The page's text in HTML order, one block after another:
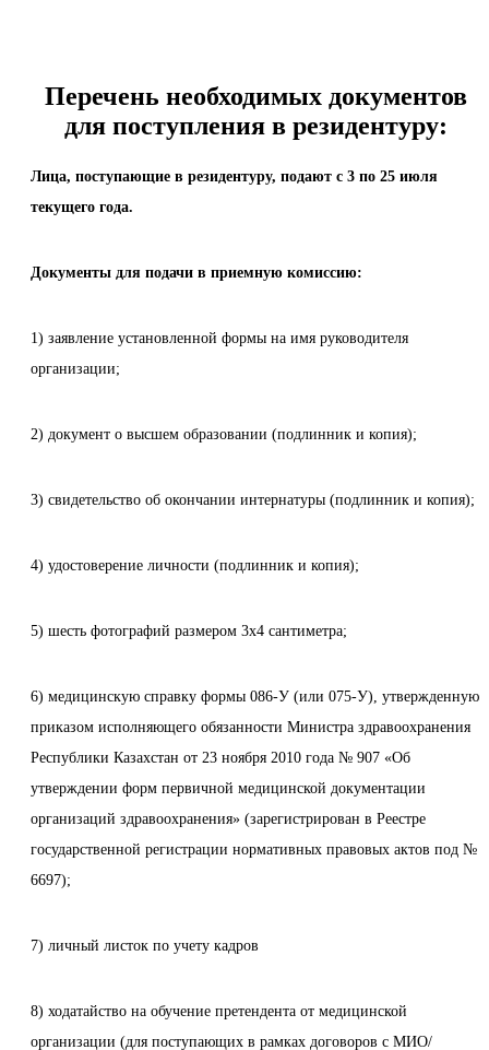
Перечень необходимых документов
для поступления в резидентуру:
Лица, поступающие в резидентуру, подают с 3 по 25 июля
текущего года.
Документы для подачи в приемную комиссию:
1) заявление установленной формы на имя руководителя
организации;
2) документ о высшем образовании (подлинник и копия);
3) свидетельство об окончании интернатуры (подлинник и копия);
4) удостоверение личности (подлинник и копия);
5) шесть фотографий размером 3x4 сантиметра;
6) медицинскую справку формы 086-У (или 075-У), утвержденную
приказом исполняющего обязанности Министра здравоохранения
Республики Казахстан от 23 ноября 2010 года № 907 «Об
утверждении форм первичной медицинской документации
организаций здравоохранения» (зарегистрирован в Реестре
государственной регистрации нормативных правовых актов под №
6697);
7) личный листок по учету кадров
8) ходатайство на обучение претендента от медицинской
организации (для поступающих в рамках договоров с МИО/